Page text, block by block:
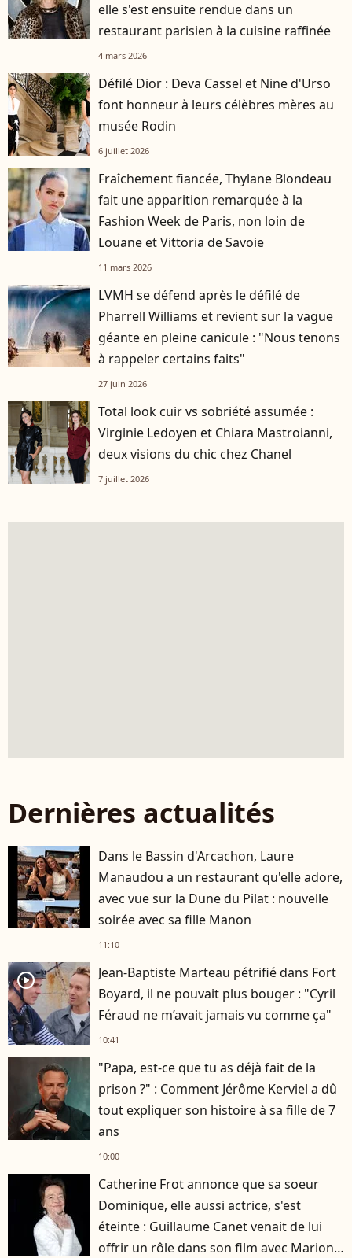
elle s'est ensuite rendue dans un
restaurant parisien à la cuisine raffinée
4 mars 2026
Défilé Dior : Deva Cassel et Nine d'Urso
font honneur à leurs célèbres mères au
musée Rodin
6 juillet 2026
Fraîchement fiancée, Thylane Blondeau
fait une apparition remarquée à la
Fashion Week de Paris, non loin de
Louane et Vittoria de Savoie
11 mars 2026
LVMH se défend après le défilé de
Pharrell Williams et revient sur la vague
géante en pleine canicule : "Nous tenons
à rappeler certains faits"
27 juin 2026
Total look cuir vs sobriété assumée :
Virginie Ledoyen et Chiara Mastroianni,
deux visions du chic chez Chanel
7 juillet 2026
Dernières actualités
Dans le Bassin d'Arcachon, Laure
Manaudou a un restaurant qu'elle adore,
avec vue sur la Dune du Pilat : nouvelle
soirée avec sa fille Manon
11:10
player2
Jean-Baptiste Marteau pétrifié dans Fort
Boyard, il ne pouvait plus bouger : "Cyril
Féraud ne m’avait jamais vu comme ça"
10:41
"Papa, est-ce que tu as déjà fait de la
prison ?" : Comment Jérôme Kerviel a dû
tout expliquer son histoire à sa fille de 7
ans
10:00
Catherine Frot annonce que sa soeur
Dominique, elle aussi actrice, s'est
éteinte : Guillaume Canet venait de lui
offrir un rôle dans son film avec Marion